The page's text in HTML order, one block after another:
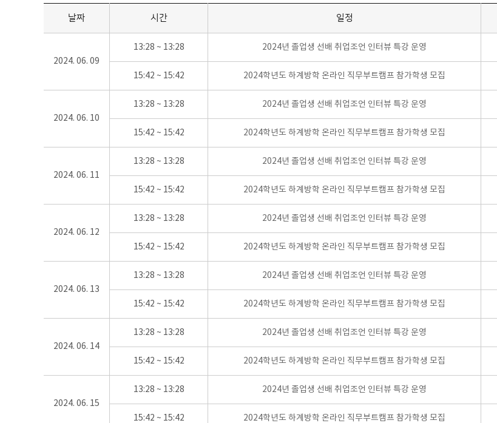
날짜 시간 일정
2024. 06. 09
13:28 ~ 13:28 2024년 졸업생 선배 취업조언 인터뷰 특강 운영
15:42 ~ 15:42 2024학년도 하계방학 온라인 직무부트캠프 참가학생 모집
2024. 06. 10
13:28 ~ 13:28 2024년 졸업생 선배 취업조언 인터뷰 특강 운영
15:42 ~ 15:42 2024학년도 하계방학 온라인 직무부트캠프 참가학생 모집
2024. 06. 11
13:28 ~ 13:28 2024년 졸업생 선배 취업조언 인터뷰 특강 운영
15:42 ~ 15:42 2024학년도 하계방학 온라인 직무부트캠프 참가학생 모집
2024. 06. 12
13:28 ~ 13:28 2024년 졸업생 선배 취업조언 인터뷰 특강 운영
15:42 ~ 15:42 2024학년도 하계방학 온라인 직무부트캠프 참가학생 모집
2024. 06. 13
13:28 ~ 13:28 2024년 졸업생 선배 취업조언 인터뷰 특강 운영
15:42 ~ 15:42 2024학년도 하계방학 온라인 직무부트캠프 참가학생 모집
2024. 06. 14
13:28 ~ 13:28 2024년 졸업생 선배 취업조언 인터뷰 특강 운영
15:42 ~ 15:42 2024학년도 하계방학 온라인 직무부트캠프 참가학생 모집
2024. 06. 15
13:28 ~ 13:28 2024년 졸업생 선배 취업조언 인터뷰 특강 운영
15:42 ~ 15:42 2024학년도 하계방학 온라인 직무부트캠프 참가학생 모집